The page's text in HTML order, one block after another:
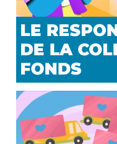
LE
DE LA
FONDS